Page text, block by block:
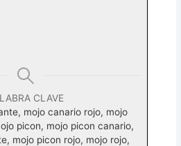
CLAVE
mojo canario rojo, mojo
picon, mojo picon canario,
mojo picon rojo, mojo rojo,